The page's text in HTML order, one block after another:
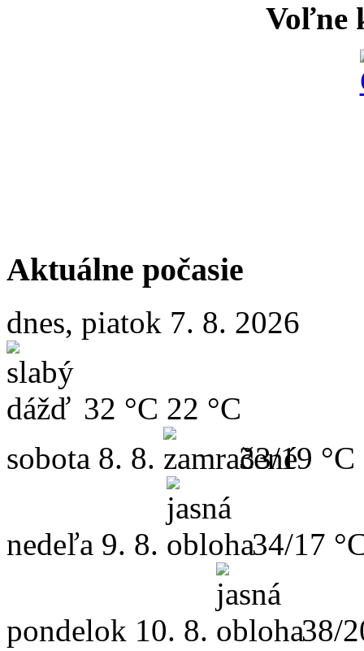
Voľne
Aktuálne počasie
dnes, piatok 7. 8. 2026
32 °C 22 °C
sobota 8. 8. 33/19 °C
nedeľa 9. 8. 34/17
pondelok 10. 8. 38/